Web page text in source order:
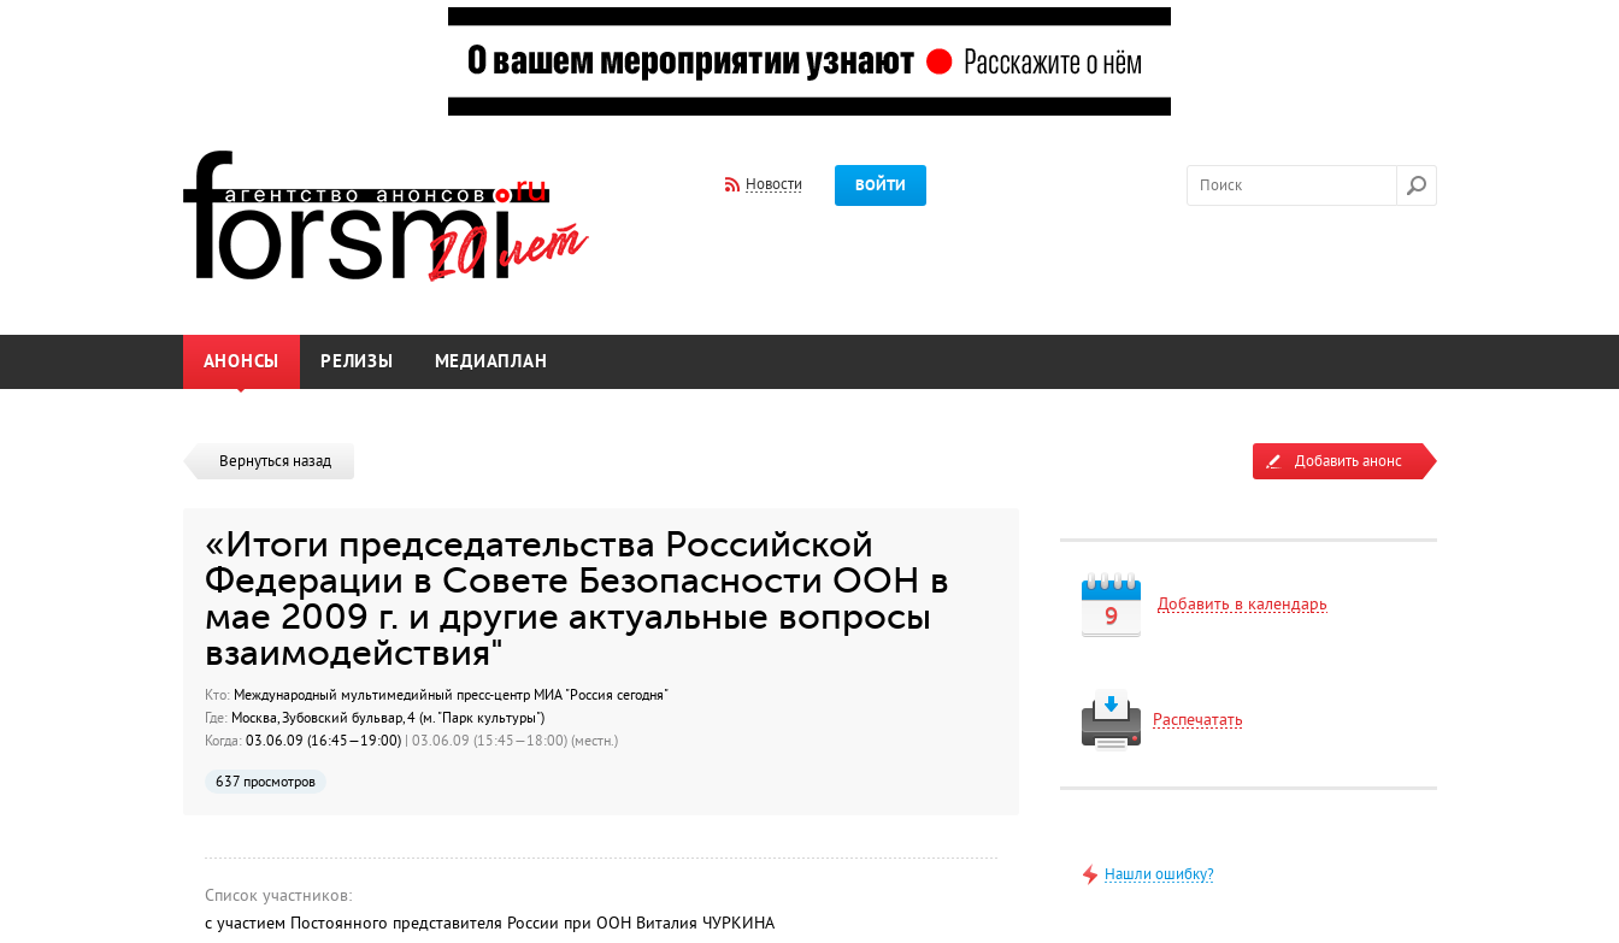
Новости ВОЙТИ
АНОНСЫ РЕЛИЗЫ МЕДИАПЛАН
Вернуться назад
«Итоги председательства Российской
Федерации в Совете Безопасности ООН в
мае 2009 г. и другие актуальные вопросы
взаимодействия"
Кто:Международный мультимедийный пресс-центр МИА "Россия сегодня"
Где:Москва, Зубовский бульвар, 4 (м. "Парк культуры")
Когда:03.06.09 (16:45—19:00) | 03.06.09 (15:45—18:00) (местн.)
637 просмотров
Список участников:
с участием Постоянного представителя России при ООН Виталия ЧУРКИНА
Добавить анонс
9 Добавить в календарь
Распечатать
Нашли ошибку?